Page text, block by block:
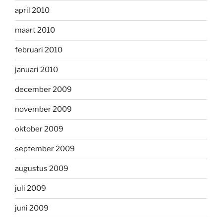
april 2010
maart 2010
februari 2010
januari 2010
december 2009
november 2009
oktober 2009
september 2009
augustus 2009
juli 2009
juni 2009